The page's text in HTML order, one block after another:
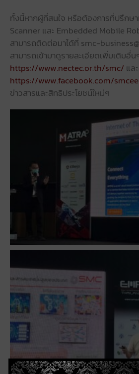
ทั้งนี้หากผู้ที่สนใจ หรือต้องการที่ปรึกษา
Scanner และ Embedded Mobile
สามารถติดต่อมาได้ที่ smc-
สามารถเข้ามาดูรายละเอียดเพิ่มเติมอื่น
https://www.nectec.or.th/smc/ แล
https://www.facebook.com/
ข่าวสารและสิทธิประโยชน์ใหม่ๆ